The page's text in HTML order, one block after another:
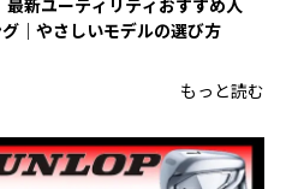
｜やさしいモデルの選び方
もっと読む